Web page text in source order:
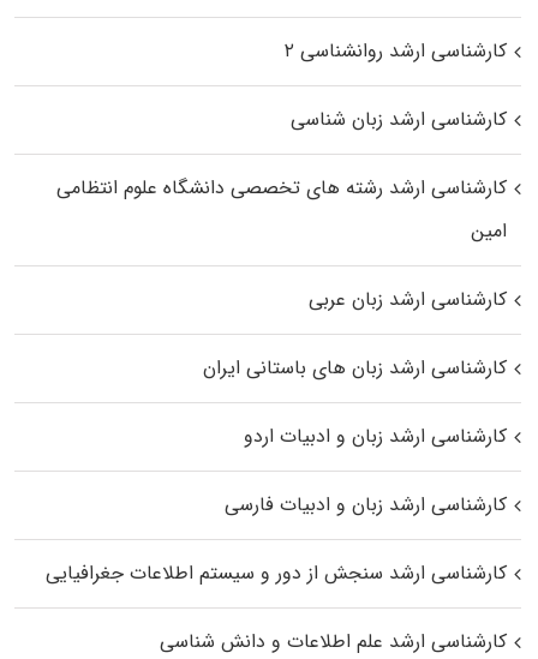
کارشناسی ارشد روانشناسی ۲
کارشناسی ارشد زبان شناسی
کارشناسی ارشد رﺷﺘﻪ ﻫﺎی تخصصی داﻧﺸﮕﺎه ﻋﻠﻮم انتظامی
اﻣﻴﻦ
کارشناسی ارشد زبان عربی
کارشناسی ارشد زبان‌ های باستانی ایران
کارشناسی ارشد زبان و ادبیات اردو
کارشناسی ارشد زبان و ادبیات فارسی
کارشناسی ارشد سنجش از دور و سیستم اطلاعات جغرافیایی
کارشناسی ارشد علم اطلاعات و دانش شناسی